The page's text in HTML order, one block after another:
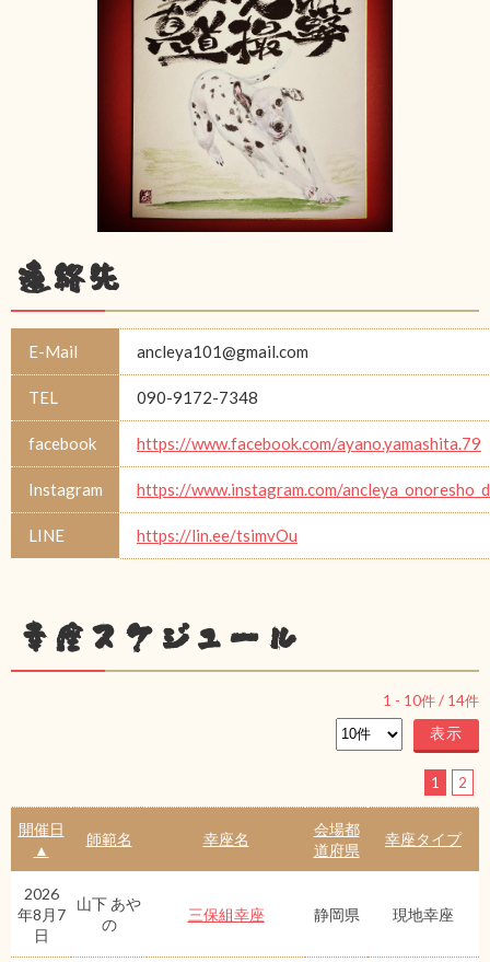
連絡先
E-Mail ancleya101@gmail.com
TEL 090-9172-7348
facebook https://www.facebook.com/ayano.yamashita.79
Instagram https://www.instagram.com/
LINE https://lin.ee/tsimvOu
幸座スケジュール
1 - 10件 / 14件
1 2
開催日
▲
師範名 幸座名
会場都
道府県
幸座タイプ
2026
年8月7
日
山下 あや
の
三保組幸座 静岡県 現地幸座